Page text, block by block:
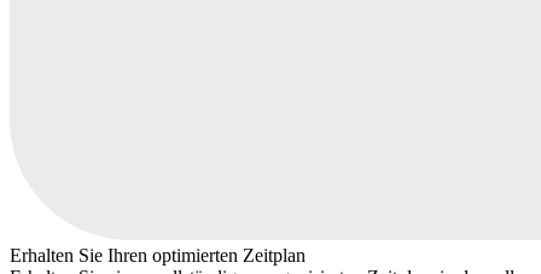
Erhalten Sie Ihren optimierten Zeitplan